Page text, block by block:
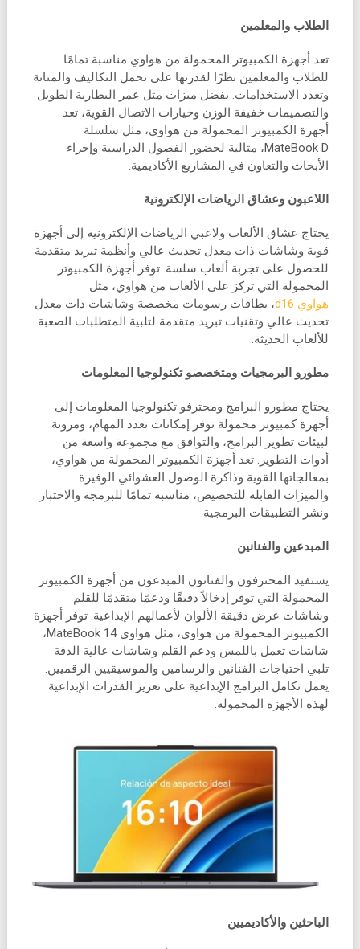
الطلاب والمعلمين
تعد أجهزة الكمبيوتر المحمولة من هواوي مناسبة تمامًا
للطلاب والمعلمين نظرًا لقدرتها على تحمل التكاليف والمتانة
وتعدد الاستخدامات. بفضل ميزات مثل عمر البطارية الطويل
والتصميمات خفيفة الوزن وخيارات الاتصال القوية، تعد
أجهزة الكمبيوتر المحمولة من هواوي، مثل سلسلة
MateBook D، مثالية لحضور الفصول الدراسية وإجراء
الأبحاث والتعاون في المشاريع الأكاديمية.
اللاعبون وعشاق الرياضات الإلكترونية
يحتاج عشاق الألعاب ولاعبي الرياضات الإلكترونية إلى أجهزة
قوية وشاشات ذات معدل تحديث عالي وأنظمة تبريد متقدمة
للحصول على تجربة ألعاب سلسة. توفر أجهزة الكمبيوتر
المحمولة التي تركز على الألعاب من هواوي، مثل
هواوي d16
، بطاقات رسومات مخصصة وشاشات ذات معدل
تحديث عالي وتقنيات تبريد متقدمة لتلبية المتطلبات الصعبة
للألعاب الحديثة.
مطورو البرمجيات ومتخصصو تكنولوجيا المعلومات
يحتاج مطورو البرامج ومحترفو تكنولوجيا المعلومات إلى
أجهزة كمبيوتر محمولة توفر إمكانات تعدد المهام، ومرونة
لبيئات تطوير البرامج، والتوافق مع مجموعة واسعة من
أدوات التطوير. تعد أجهزة الكمبيوتر المحمولة من هواوي،
بمعالجاتها القوية وذاكرة الوصول العشوائي الوفيرة
والميزات القابلة للتخصيص، مناسبة تمامًا للبرمجة والاختبار
ونشر التطبيقات البرمجية.
المبدعين والفنانين
يستفيد المحترفون والفنانون المبدعون من أجهزة الكمبيوتر
المحمولة التي توفر إدخالاً دقيقًا ودعمًا متقدمًا للقلم
وشاشات عرض دقيقة الألوان لأعمالهم الإبداعية. توفر أجهزة
الكمبيوتر المحمولة من هواوي، مثل هواوي MateBook 14،
شاشات تعمل باللمس ودعم القلم وشاشات عالية الدقة
تلبي احتياجات الفنانين والرسامين والموسيقيين الرقميين.
يعمل تكامل البرامج الإبداعية على تعزيز القدرات الإبداعية
لهذه الأجهزة المحمولة.
الباحثين والأكاديميين